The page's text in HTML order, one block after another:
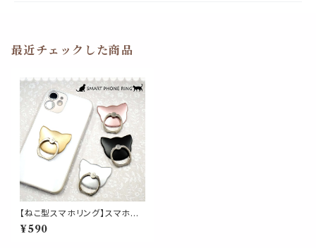
最近チェックした商品
【ねこ型スマホリング】スマホス
タンド スマートフォン 携帯リン
グ 薄型 落下防止 ホールドリン
¥590